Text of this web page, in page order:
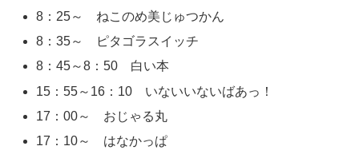
8：25～ ねこのめ美じゅつかん
8：35～ ピタゴラスイッチ
8：45～8：50 白い本
15：55～16：10 いないいないばあっ！
17：00～ おじゃる丸
17：10～ はなかっぱ